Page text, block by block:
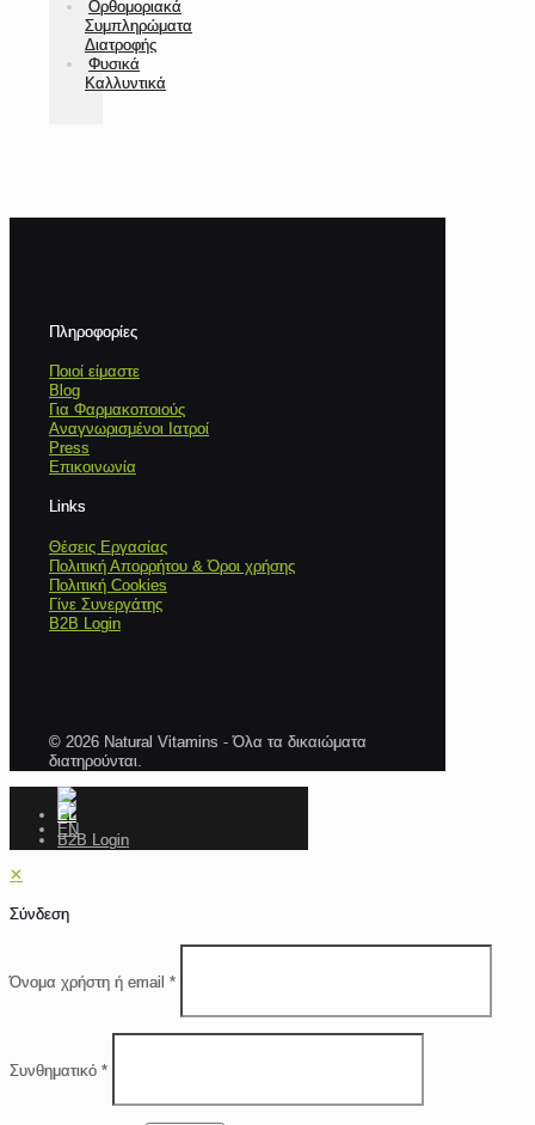
Ορθομοριακά
Συμπληρώματα
Διατροφής
Φυσικά
Καλλυντικά
Πληροφορίες
Ποιοί είμαστε
Blog
Για Φαρμακοποιούς
Αναγνωρισμένοι Ιατροί
Press
Επικοινωνία
Links
Θέσεις Εργασίας
Πολιτική Απορρήτου & Όροι χρήσης
Πολιτική Cookies
Γίνε Συνεργάτης
B2B Login
© 2026 Natural Vitamins - Όλα τα δικαιώματα
διατηρούνται.
B2B Login
✕
Σύνδεση
Όνομα χρήστη ή email *
Συνθηματικό *